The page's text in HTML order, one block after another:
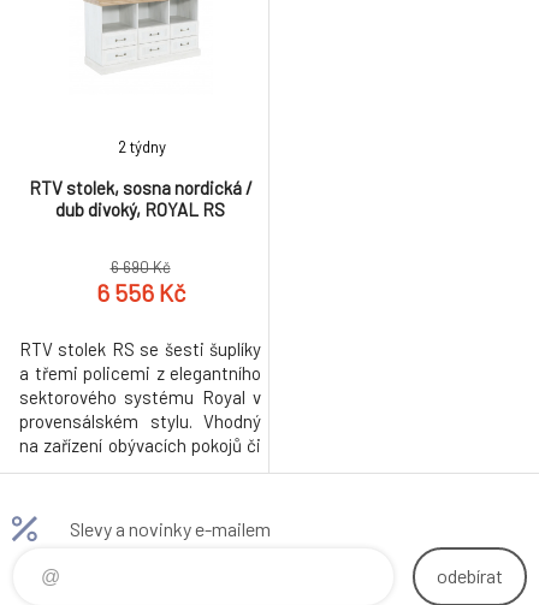
RTV stolek, sosna nordická /
dub divoký, ROYAL RS
2 týdny
6 690 Kč
6 556 Kč
RTV stolek RS se šesti šuplíky
a třemi policemi z elegantního
sektorového systému Royal v
provensálském stylu. Vhodný
na zařízení obývacích pokojů či
ložnic. Materiál: korpus DTD
kovové úchytky. Barevné
provedení: sosna
skandinávská v kombinaci s
dubem divokým. Rozměry
Slevy a novinky e-mailem
odebírat